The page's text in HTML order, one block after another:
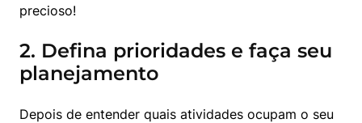
precioso!
2. Defina prioridades e faça seu
planejamento
Depois de entender quais atividades ocupam o seu